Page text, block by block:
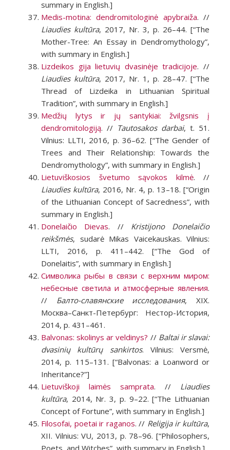
summary in English.]
Medis-motina: dendromitologinė apybraiža. //
Liaudies kultūra, 2017, Nr. 3, p. 26–44. [“The
Mother-Tree: An Essay in Dendromythology”,
with summary in English.]
Lizdeikos gija lietuvių dvasinėje tradicijoje. //
Liaudies kultūra, 2017, Nr. 1, p. 28–47. [“The
Thread of Lizdeika in Lithuanian Spiritual
Tradition”, with summary in English.]
Medžių lytys ir jų santykiai: žvilgsnis į
dendromitologiją. // Tautosakos darbai, t. 51.
Vilnius: LLTI, 2016, p. 36–62. [“The Gender of
Trees and Their Relationship: Towards the
Dendromythology”, with summary in English.]
Lietuviškosios švetumo sąvokos kilmė. //
Liaudies kultūra, 2016, Nr. 4, p. 13–18. [“Origin
of the Lithuanian Concept of Sacredness”, with
summary in English.]
Donelaičio Dievas. // Kristijono Donelaičio
reikšmės, sudarė Mikas Vaicekauskas. Vilnius:
LLTI, 2016, p. 411–442. [“The God of
Donelaitis”, with summary in English.]
Символика рыбы в связи с верхним миром:
небесные светила и атмосферные явления.
// Балто-славянские исследования, XIX.
Москва–Санкт-Петербург: Нестор-История,
2014, p. 431–461.
Balvonas: skolinys ar veldinys? // Baltai ir slavai:
dvasinių kultūrų sankirtos. Vilnius: Versmė,
2014, p. 115–131. [“Balvonas: a Loanword or
Inheritance?”]
Lietuviškoji laimės samprata. // Liaudies
kultūra, 2014, Nr. 3, p. 9–22. [“The Lithuanian
Concept of Fortune”, with summary in English.]
Filosofai, poetai ir raganos. // Religija ir kultūra,
XII. Vilnius: VU, 2013, p. 78–96. [“Philosophers,
Poets, and Witches”, with summary in English.]